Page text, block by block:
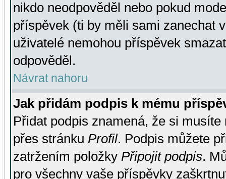
nikdo neodpověděl nebo pokud
příspěvek (ti by měli sami zanechat
uživatelé nemohou příspěvek
odpověděl.
Návrat nahoru
Jak přidám podpis k mému
Přidat podpis znamená, že si
přes stránku Profil. Podpis můžete
zatržením položky Připojit podpis.
pro všechny vaše příspěvky